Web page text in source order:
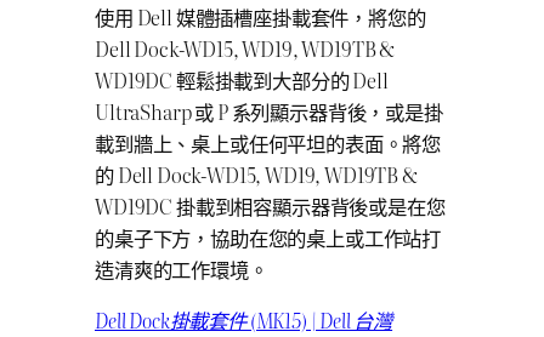
使用 Dell 媒體插槽座掛載套件，將您的
Dell Dock-WD15, WD19, WD19TB &
WD19DC 輕鬆掛載到大部分的 Dell
UltraSharp 或 P 系列顯示器背後，或是掛
載到牆上、桌上或任何平坦的表面。將您
的 Dell Dock-WD15, WD19, WD19TB &
WD19DC 掛載到相容顯示器背後或是在您
的桌子下方，協助在您的桌上或工作站打
造清爽的工作環境。
Dell Dock掛載套件 (MK15) | Dell 台灣